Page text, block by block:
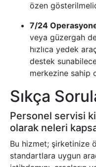
özen
7/24
veya güzergah
hızlıca yedek
destek
merkezine sahip
Sıkça
Personel servisi
olarak neleri
Bu hizmet; şirketinize
standartlara uygun